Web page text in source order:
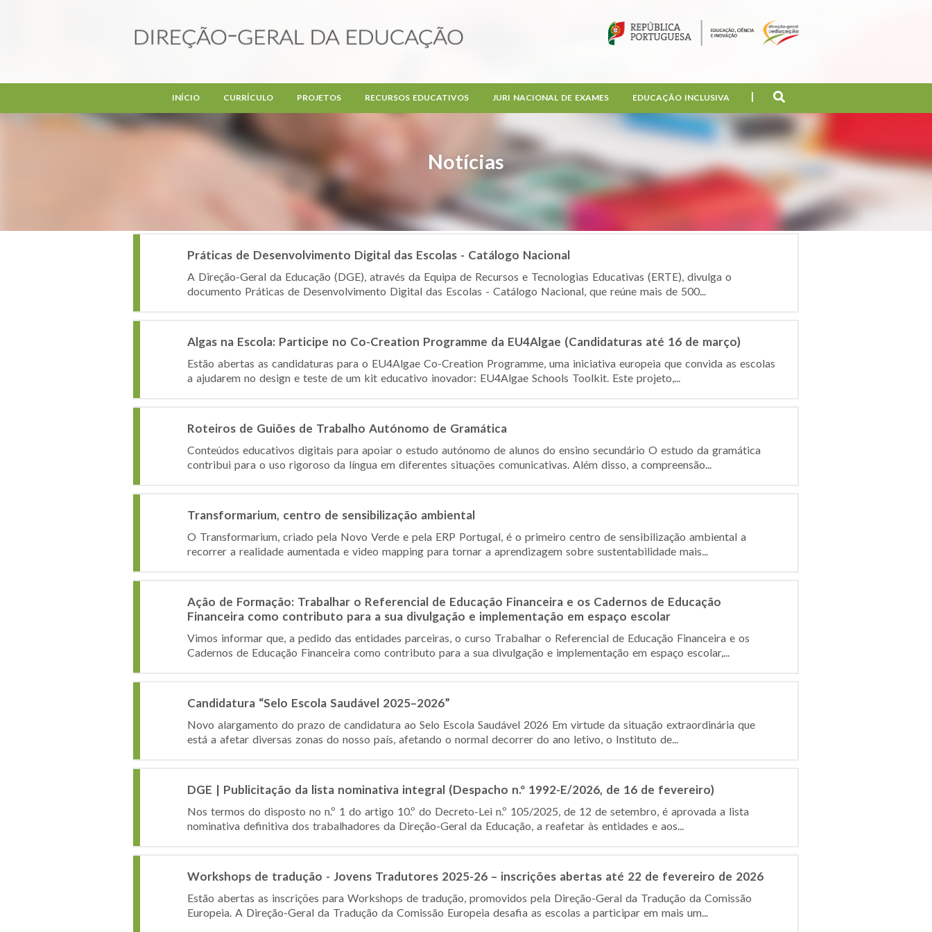
Notícias
INÍCIO CURRÍCULO PROJETOS RECURSOS EDUCATIVOS JURI NACIONAL DE EXAMES EDUCAÇÃO INCLUSIVA
Práticas de Desenvolvimento Digital das Escolas - Catálogo Nacional
A Direção-Geral da Educação (DGE), através da Equipa de Recursos e Tecnologias Educativas (ERTE), divulga o
documento Práticas de Desenvolvimento Digital das Escolas - Catálogo Nacional, que reúne mais de 500...
Algas na Escola: Participe no Co-Creation Programme da EU4Algae (Candidaturas até 16 de março)
Estão abertas as candidaturas para o EU4Algae Co-Creation Programme, uma iniciativa europeia que convida as escolas
a ajudarem no design e teste de um kit educativo inovador: EU4Algae Schools Toolkit. Este projeto,...
Roteiros de Guiões de Trabalho Autónomo de Gramática
Conteúdos educativos digitais para apoiar o estudo autónomo de alunos do ensino secundário O estudo da gramática
contribui para o uso rigoroso da língua em diferentes situações comunicativas. Além disso, a compreensão...
Transformarium, centro de sensibilização ambiental
O Transformarium, criado pela Novo Verde e pela ERP Portugal, é o primeiro centro de sensibilização ambiental a
recorrer a realidade aumentada e video mapping para tornar a aprendizagem sobre sustentabilidade mais...
Ação de Formação: Trabalhar o Referencial de Educação Financeira e os Cadernos de Educação
Financeira como contributo para a sua divulgação e implementação em espaço escolar
Vimos informar que, a pedido das entidades parceiras, o curso Trabalhar o Referencial de Educação Financeira e os
Cadernos de Educação Financeira como contributo para a sua divulgação e implementação em espaço escolar,...
Candidatura “Selo Escola Saudável 2025–2026”
Novo alargamento do prazo de candidatura ao Selo Escola Saudável 2026 Em virtude da situação extraordinária que
está a afetar diversas zonas do nosso país, afetando o normal decorrer do ano letivo, o Instituto de...
DGE | Publicitação da lista nominativa integral (Despacho n.º 1992-E/2026, de 16 de fevereiro)
Nos termos do disposto no n.º 1 do artigo 10.º do Decreto-Lei n.º 105/2025, de 12 de setembro, é aprovada a lista
nominativa definitiva dos trabalhadores da Direção-Geral da Educação, a reafetar às entidades e aos...
Workshops de tradução - Jovens Tradutores 2025-26 – inscrições abertas até 22 de fevereiro de 2026
Estão abertas as inscrições para Workshops de tradução, promovidos pela Direção-Geral da Tradução da Comissão
Europeia. A Direção-Geral da Tradução da Comissão Europeia desafia as escolas a participar em mais um...